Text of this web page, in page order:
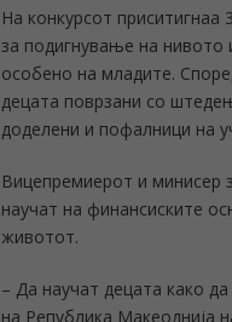
На конкурсот
за подигнување на нивото
особено на младите.
децата поврзани со
доделени и пофалници на
Вицепремиерот и минисер
научат на финансиските
животот.
– Да научат децата како
на Република Макеоднија